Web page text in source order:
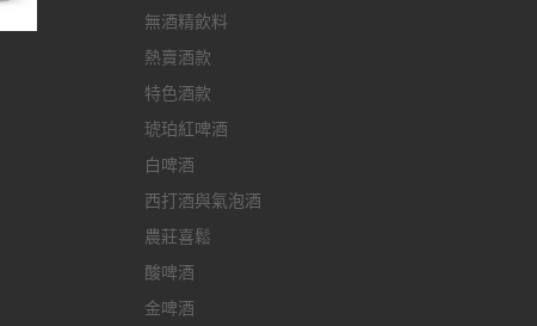
無酒精飲料
熱賣酒款
特色酒款
琥珀紅啤酒
白啤酒
西打酒與氣泡酒
農莊喜鬆
酸啤酒
金啤酒